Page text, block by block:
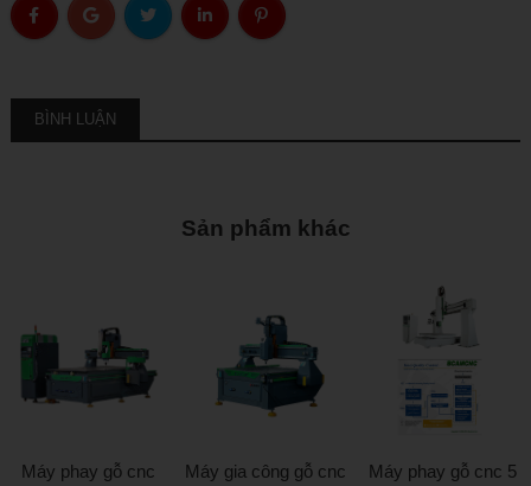
BÌNH LUẬN
Sản phẩm khác
Máy phay gỗ cnc
Máy gia công gỗ cnc
Máy phay gỗ cnc 5